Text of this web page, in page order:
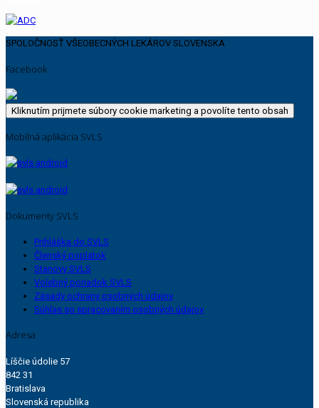
SPOLOČNOSŤ VŠEOBECNÝCH LEKÁROV SLOVENSKA
Facebook
Kliknutím prijmete súbory cookie marketing a povolíte tento obsah
Mobilná aplikácia SVLS
Dokumenty SVLS
Prihláška do SVLS
Členský poplatok
Stanovy SVLS
Volebný poriadok SVLS
Zásady ochrany osobných údajov
Súhlas so spracovaním osobných údajov
Adresa
Líščie údolie 57
842 31
Bratislava
Slovenská republika